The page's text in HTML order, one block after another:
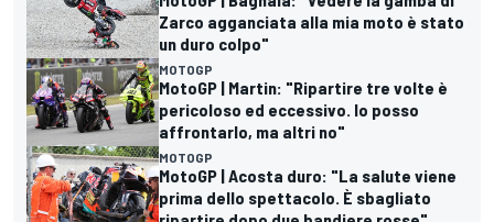
Zarco agganciata alla mia moto è stato
un duro colpo"
MOTOGP
MotoGP | Martin: "Ripartire tre volte è
pericoloso ed eccessivo. Io posso
affrontarlo, ma altri no"
MOTOGP
MotoGP | Acosta duro: "La salute viene
prima dello spettacolo. È sbagliato